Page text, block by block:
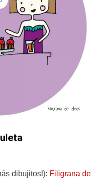
dibujitos!): Filigrana de